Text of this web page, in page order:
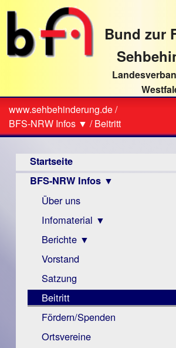
direkt
Textinhalt
Bund zur
Sie
sind
hier
www.sehbehinderung.de/
BFS-NRW Infos ▼ /Beitritt
Startseite
BFS-NRW Infos ▼
Über uns
Infomaterial ▼
Visus
Zeitschrift
Monokular
Mac
Instagram-
Links
Berichte ▼
Archiv
Berichte
Vorstand
Satzung
Beitritt
Fördern/Spenden
Ortsvereine